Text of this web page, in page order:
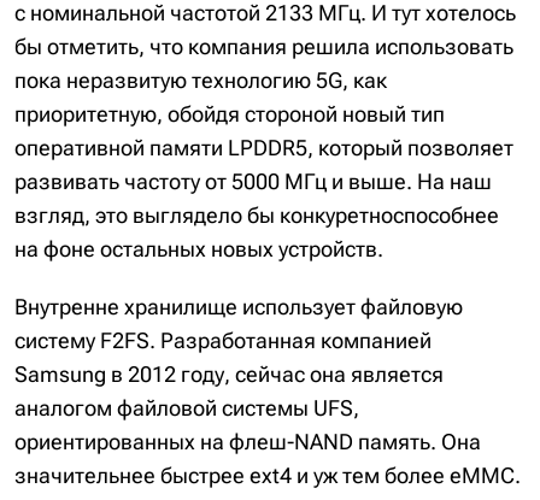
с номинальной частотой 2133 МГц. И тут хотелось
бы отметить, что компания решила использовать
пока неразвитую технологию 5G, как
приоритетную, обойдя стороной новый тип
оперативной памяти LPDDR5, который позволяет
развивать частоту от 5000 МГц и выше. На наш
взгляд, это выглядело бы конкуретноспособнее
на фоне остальных новых устройств.
Внутренне хранилище использует файловую
систему F2FS. Разработанная компанией
Samsung в 2012 году, сейчас она является
аналогом файловой системы UFS,
ориентированных на флеш-NAND память. Она
значительнее быстрее ext4 и уж тем более eMMC.